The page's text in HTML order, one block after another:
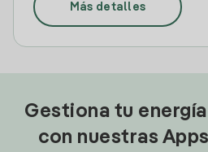
Más detalles
Gestiona tu
con nuestras